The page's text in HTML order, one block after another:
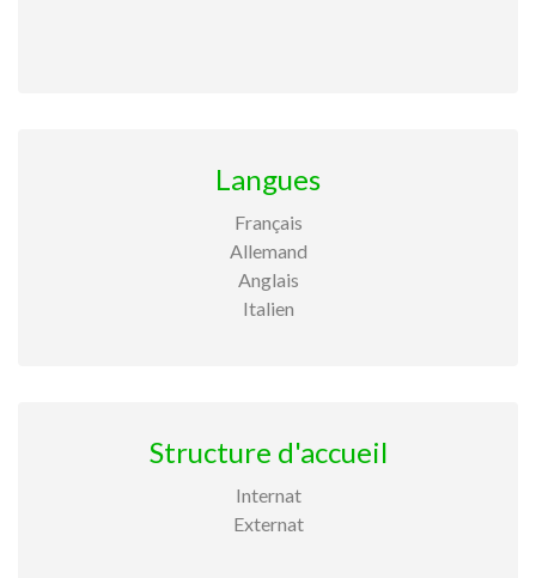
Langues
Français
Allemand
Anglais
Italien
Structure d'accueil
Internat
Externat